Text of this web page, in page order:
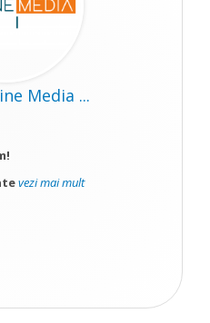
Media ...
vezi mai mult